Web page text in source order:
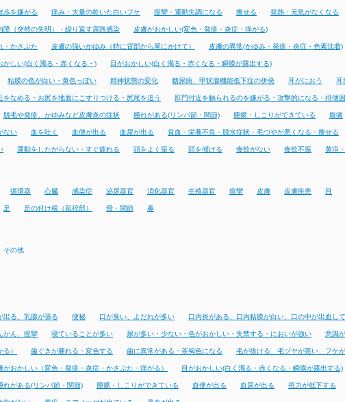
歩を嫌がる 痒み・大量の乾いた白いフケ 痙攣・運動失調になる 痩せる 発熱・元気がなくなる
障（突然の失明）・繰り返す尿路感染 皮膚がおかしい(変色・発疹・炎症・痒がる)
・かさぶた 皮膚の強いかゆみ（特に背部から尾にかけて） 皮膚の異常(かゆみ・発疹・炎症・色素沈着)
かしい(白く濁る・赤くなる・) 目がおかしい(白く濁る・赤くなる・瞬膜が露出する)
粘膜の色が白い・黄色っぽい 精神状態の変化 糖尿病、甲状腺機能低下症の併発 耳がにおう 耳
をなめる・お尻を地面にこすりつける・尻尾を追う 肛門付近を触られるのを嫌がる・攻撃的になる・排便
脱毛や発疹、かゆみなど皮膚炎の症状 腫れがある(リンパ節・関節) 腫瘍・しこりができている 腹痛
ない 血を吐く 血便が出る 血尿が出る 貧血・栄養不良・脱水症状・毛づやが悪くなる・痩せる
運動をしたがらない・すぐ疲れる 頭をよく振る 頭を傾ける 食欲がない 食欲不振 黄疸
循環器 心臓 感染症 泌尿器官 消化器官 生殖器官 痙攣 皮膚 皮膚疾患 目
足 足の付け根（鼠径部） 骨・関節 鼻
その他
出る、乳腺が張る 便秘 口が臭い、よだれが多い 口内炎がある、口内粘膜が白い、口の中が出血し
かん、痙攣 寝ていることが多い 尿が多い・少ない・色がおかしい・失禁する・においが強い 意識
） 歯ぐきが腫れる・変色する 歯に異常がある・茶褐色になる 毛が抜ける、毛ヅヤが悪い、フケ
がおかしい（変色・発疹・炎症・かさぶた・痒がる） 目がおかしい(白く濁る・赤くなる・瞬膜が露出する)
れがある(リンパ節・関節) 腫瘍・しこりができている 血便が出る 血尿が出る 視力が低下する